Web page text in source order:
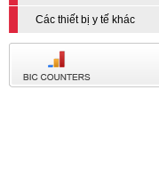
Các thiết bị y tế khác